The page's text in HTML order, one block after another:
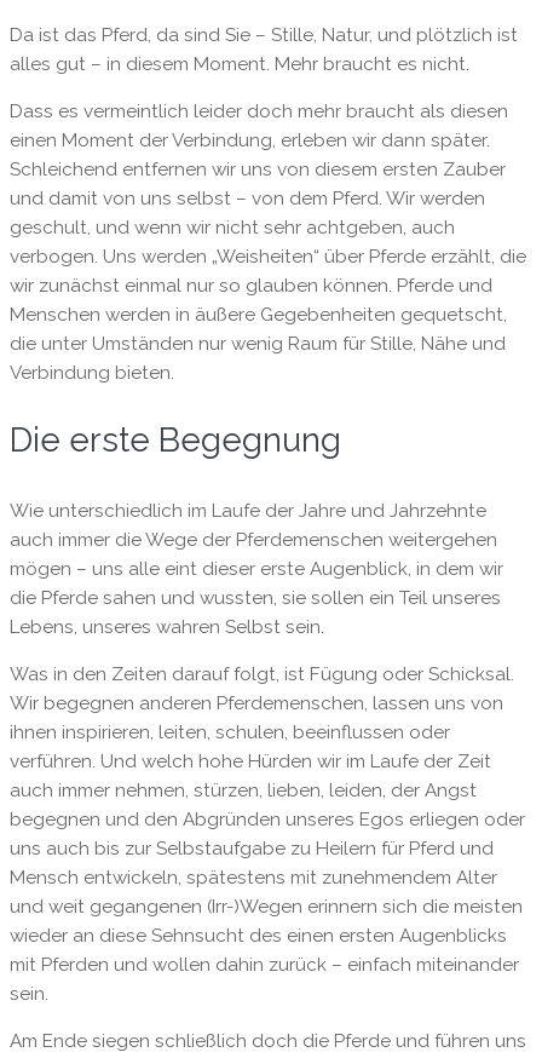
Da ist das Pferd, da sind Sie – Stille, Natur, und plötzlich ist
alles gut – in diesem Moment. Mehr braucht es nicht.
Dass es vermeintlich leider doch mehr braucht als diesen
einen Moment der Verbindung, erleben wir dann später.
Schleichend entfernen wir uns von diesem ersten Zauber
und damit von uns selbst – von dem Pferd. Wir werden
geschult, und wenn wir nicht sehr achtgeben, auch
verbogen. Uns werden „Weisheiten“ über Pferde erzählt, die
wir zunächst einmal nur so glauben können. Pferde und
Menschen werden in äußere Gegebenheiten gequetscht,
die unter Umständen nur wenig Raum für Stille, Nähe und
Verbindung bieten.
Die erste Begegnung
Wie unterschiedlich im Laufe der Jahre und Jahrzehnte
auch immer die Wege der Pferdemenschen weitergehen
mögen – uns alle eint dieser erste Augenblick, in dem wir
die Pferde sahen und wussten, sie sollen ein Teil unseres
Lebens, unseres wahren Selbst sein.
Was in den Zeiten darauf folgt, ist Fügung oder Schicksal.
Wir begegnen anderen Pferdemenschen, lassen uns von
ihnen inspirieren, leiten, schulen, beeinflussen oder
verführen. Und welch hohe Hürden wir im Laufe der Zeit
auch immer nehmen, stürzen, lieben, leiden, der Angst
begegnen und den Abgründen unseres Egos erliegen oder
uns auch bis zur Selbstaufgabe zu Heilern für Pferd und
Mensch entwickeln, spätestens mit zunehmendem Alter
und weit gegangenen (Irr-)Wegen erinnern sich die meisten
wieder an diese Sehnsucht des einen ersten Augenblicks
mit Pferden und wollen dahin zurück – einfach miteinander
sein.
Am Ende siegen schließlich doch die Pferde und führen uns